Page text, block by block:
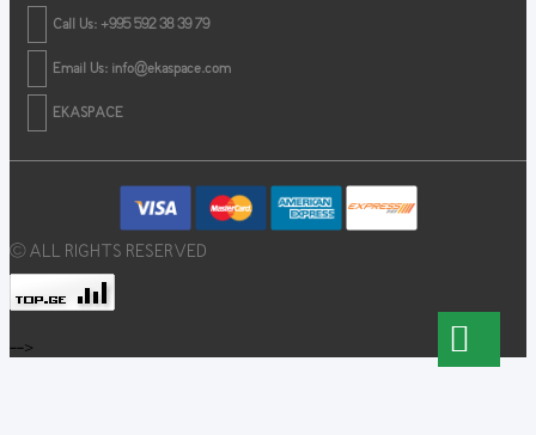
Call Us: +995 592 38 39 79
Email Us: info@ekaspace.com
EKASPACE
© ALL RIGHTS RESERVED
-->